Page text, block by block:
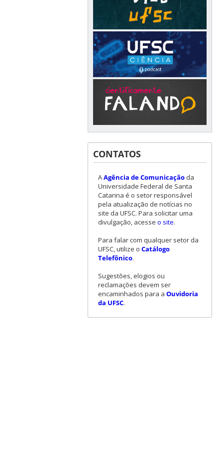
CONTATOS
AAgência de Comunicaçãoda
Universidade Federal de Santa
Catarina é o setor responsável
pela atualização de notícias no
site da UFSC. Para solicitar uma
divulgação, acesse o site.
Para falar com qualquer setor da
UFSC, utilize o Catálogo
Telefônico.
Sugestões, elogios ou
reclamações devem ser
encaminhados para a Ouvidoria
da UFSC.